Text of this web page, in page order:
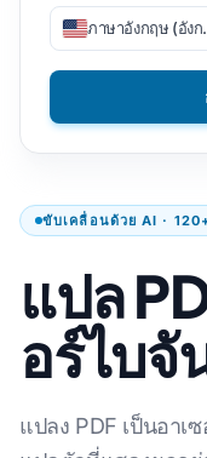
ขับเคลื่อนด้วย AI ·
แปล
อร์ไบจั
แปลง PDF เป็นอาเ
ภาษาอังกฤษ (อัง